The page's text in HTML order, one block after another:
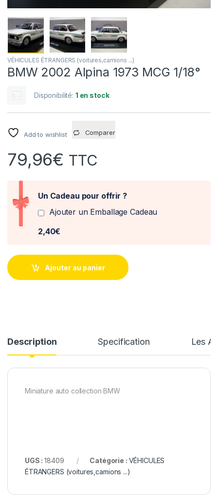
VÉHICULES ÉTRANGERS (voitures,camions ...)
BMW 2002 Alpina 1973 MCG 1/18°
Disponibilité: 1 en stock
Add to wishlist Comparer
79,96€ TTC
Un Cadeau pour offrir ?
Ajouter un Emballage Cadeau
2,40€
Ajouter au panier
Description Specification Les
Miniature auto collection BMW
UGS :18409 Catégorie : VÉHICULES
ÉTRANGERS (voitures,camions ...)